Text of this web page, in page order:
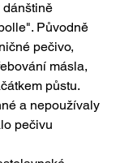
dánštině
Původně
pečivo,
másla,
půstu.
a nepoužívaly
pečivu